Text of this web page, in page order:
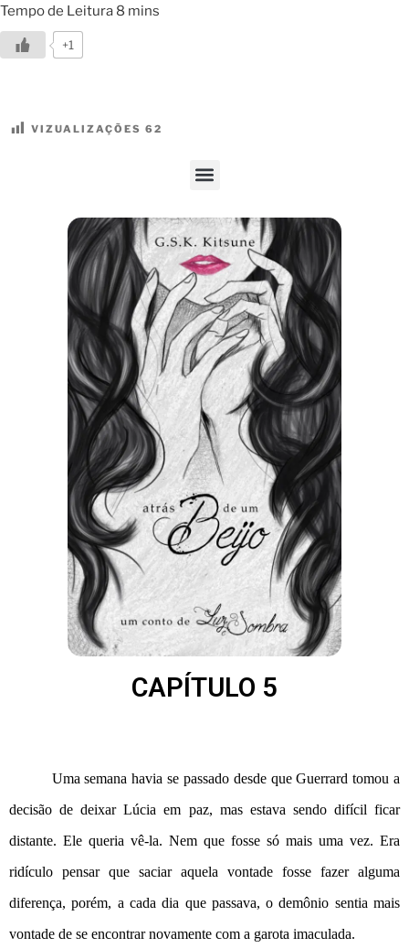
+1
VIZUALIZAÇÕES 62
CAPÍTULO 5
Uma semana havia se passado desde que Guerrard tomou a
decisão de deixar Lúcia em paz, mas estava sendo difícil ficar
distante. Ele queria vê-la. Nem que fosse só mais uma vez. Era
ridículo pensar que saciar aquela vontade fosse fazer alguma
diferença, porém, a cada dia que passava, o demônio sentia mais
vontade de se encontrar novamente com a garota imaculada.